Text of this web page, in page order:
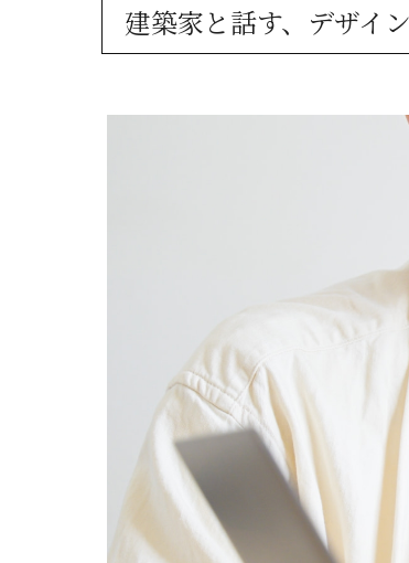
建築家と話す、デザイ